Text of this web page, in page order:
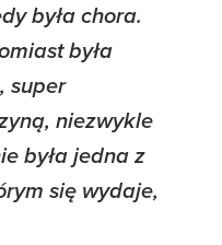
była chora.
była
super
niezwykle
była jedna z
się wydaje,